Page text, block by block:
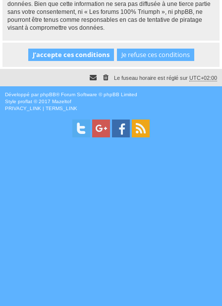
données. Bien que cette information ne sera pas diffusée à une tierce partie
sans votre consentement, ni « Les forums 100% Triumph », ni phpBB, ne
pourront être tenus comme responsables en cas de tentative de piratage
visant à compromettre vos données.
Le fuseau horaire est réglé sur UTC+02:00
Développé par phpBB® Forum Software © phpBB Limited
Style proflat © 2017 Mazeltof
PRIVACY_LINK | TERMS_LINK